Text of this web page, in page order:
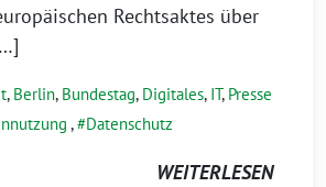
Rechtsaktes über
, Berlin, Bundestag, Digitales, IT, Presse
, Datenschutz
WEITERLESEN